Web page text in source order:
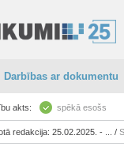
Darbības ar dokumentu
akts: spēkā esošs
redakcija: 25.02.2025. - ... /